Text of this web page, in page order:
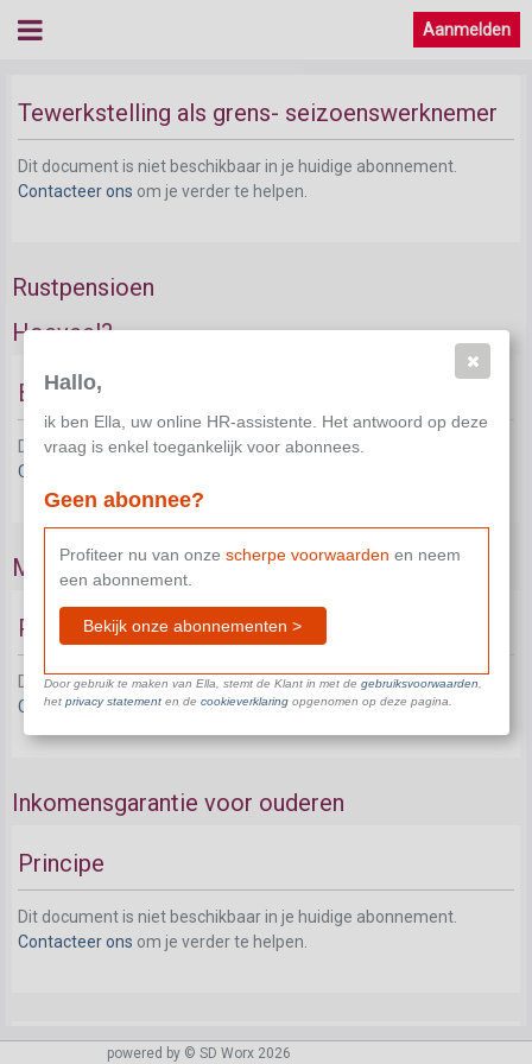
Aanmelden
Tewerkstelling als grens- seizoenswerknemer
Dit document is niet beschikbaar in je huidige abonnement.
Contacteer ons om je verder te helpen.
Rustpensioen
Hoeveel?
Berekening rustpensioen
Dit document is niet beschikbaar in je huidige abonnement.
Contacteer ons
Minimumpensioen
Principe van het minimumpensioen
Dit document is niet beschikbaar in je huidige abonnement.
Contacteer onsom je verder te helpen.
Inkomensgarantie voor ouderen
Principe
Dit document is niet beschikbaar in je huidige abonnement.
Contacteer ons om je verder te helpen.
powered by © SD Worx 2026
Hallo,
ik ben Ella, uw online HR-assistente. Het antwoord op deze
vraag is enkel toegankelijk voor abonnees.
Geen abonnee?
Profiteer nu van onze scherpe voorwaarden en neem
een abonnement.
Bekijk onze abonnementen >
Door gebruik te maken van Ella, stemt de Klant in met de gebruiksvoorwaarden
het privacy statementen de cookieverklaringopgenomen op deze pagina.